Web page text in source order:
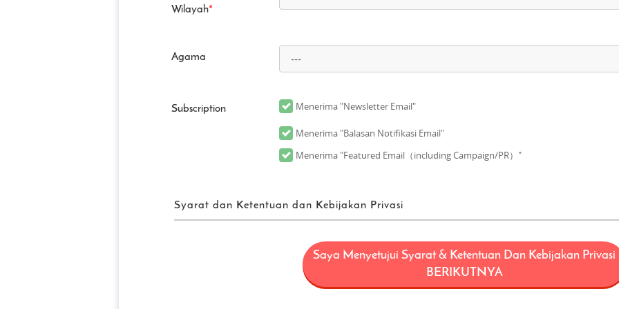
Wilayah*
Agama
Subscription Menerima "Newsletter Email"
Menerima "Balasan Notifikasi Email"
Menerima "Featured Email（including Campaign/PR）"
Syarat dan Ketentuan dan Kebijakan Privasi
Persyaratan Penggunaan
“FUN! JAPAN” secara kolektif berarti sebuah proyek (“Proyek FUN! JAPAN”) yang menawarkan produk
sarana, termasuk situs web (termasuk, tapi tidak terbatas pada domain web fun-japan.jp/id – disebut
mungkin direvisi atau diubah untuk alasan tertentu), dan berusaha untuk meningkatkan ketertarikan
Saya Menyetujui Syarat & Ketentuan Dan Kebijakan Privasi
BERIKUTNYA